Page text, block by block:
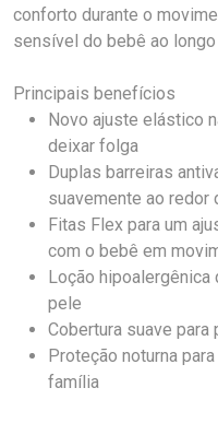
conforto durante o
sensível do bebê ao
Principais benefícios
Novo ajuste elástico
deixar folga
Duplas barreiras
suavemente ao redor
Fitas Flex para um
com o bebê em
Loção hipoalergênica
pele
Cobertura suave
Proteção noturna
família